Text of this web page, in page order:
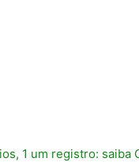
1 um registro: saiba